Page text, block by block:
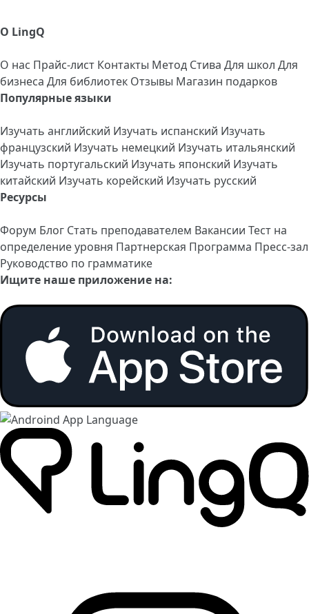
О LingQ
О нас Прайс-лист Контакты Метод Стива Для школ Для
бизнеса Для библиотек Отзывы Магазин подарков
Популярные языки
Изучать английский Изучать испанский Изучать
французский Изучать немецкий Изучать итальянский
Изучать португальский Изучать японский Изучать
китайский Изучать корейский Изучать русский
Ресурсы
Форум Блог Стать преподавателем Вакансии Тест на
определение уровня Партнерская Программа Пресс-зал
Руководство по грамматике
Ищите наше приложение на: